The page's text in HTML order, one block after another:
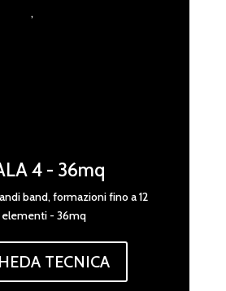
,
4 - 36mq
band, formazioni fino a 12
elementi - 36mq
TECNICA